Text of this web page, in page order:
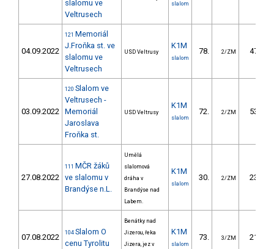
slalomu ve
Veltrusech
slalom
04.09.2022
121 Memoriál
J.Froňka st. ve
slalomu ve
Veltrusech
USD Veltrusy
K1M
slalom
78. 2/ZM 47.11
03.09.2022
120 Slalom ve
Veltrusech -
Memoriál
Jaroslava
Froňka st.
USD Veltrusy
K1M
slalom
72. 2/ZM 53.80
27.08.2022
111 MČR žáků
ve slalomu v
Brandýse n.L.
Umělá
slalomová
dráha v
Brandýse nad
Labem.
K1M
slalom
30. 2/ZM 23.29
07.08.2022 104 Slalom O
cenu Tyrolitu
Benátky nad
Jizerou, řeka
Jizera, jez v
K1M
slalom
73. 3/ZM 21.91